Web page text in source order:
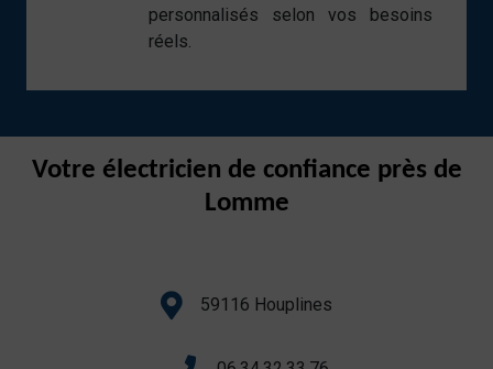
personnalisés selon vos besoins
réels.
Votre électricien de confiance près de
Lomme
59116 Houplines